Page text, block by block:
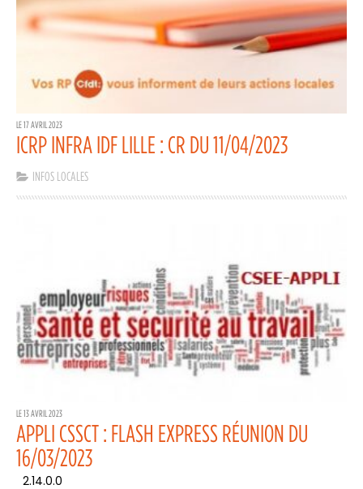
LE 17 AVRIL 2023
ICRP INFRA IDF LILLE : CR DU 11/04/2023
INFOS LOCALES
LE 13 AVRIL 2023
APPLI CSSCT : FLASH EXPRESS RÉUNION DU
16/03/2023
2.14.0.0